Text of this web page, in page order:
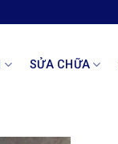
SỬA CHỮA